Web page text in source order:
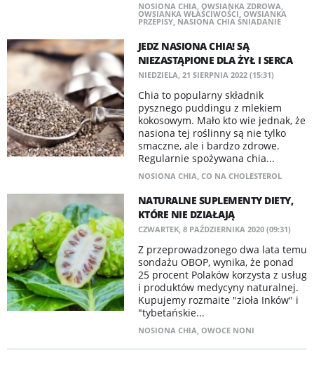
NOSIONA CHIA, OWSIANKA ZDROWA,
OWSIANKA WŁAŚCIWOŚCI, OWSIANKA
PRZEPISY, NASIONA CHIA ŚNIADANIE
JEDZ NASIONA CHIA! SĄ
NIEZASTĄPIONE DLA ŻYŁ I SERCA
NIEDZIELA, 21 SIERPNIA 2022 (15:31)
Chia to popularny składnik
pysznego puddingu z mlekiem
kokosowym. Mało kto wie jednak, że
nasiona tej roślinny są nie tylko
smaczne, ale i bardzo zdrowe.
Regularnie spożywana chia...
NOSIONA CHIA, CO NA CHOLESTEROL
NATURALNE SUPLEMENTY DIETY,
KTÓRE NIE DZIAŁAJĄ
CZWARTEK, 8 PAŹDZIERNIKA 2020 (09:31)
​Z przeprowadzonego dwa lata temu
sondażu OBOP, wynika, że ponad
25 procent Polaków korzysta z usług
i produktów medycyny naturalnej.
Kupujemy rozmaite "zioła Inków" i
"tybetańskie...
NOSIONA CHIA, OWOCE NONI